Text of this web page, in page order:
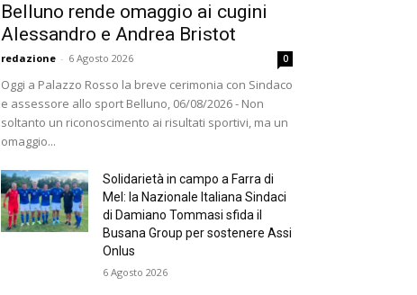
Belluno rende omaggio ai cugini
Alessandro e Andrea Bristot
redazione - 6 Agosto 2026 0
Oggi a Palazzo Rosso la breve cerimonia con Sindaco
e assessore allo sport Belluno, 06/08/2026 - Non
soltanto un riconoscimento ai risultati sportivi, ma un
omaggio...
Solidarietà in campo a Farra di
Mel: la Nazionale Italiana Sindaci
di Damiano Tommasi sfida il
Busana Group per sostenere Assi
Onlus
6 Agosto 2026